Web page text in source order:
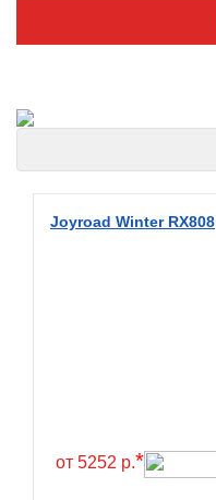
Armstrong
Austone
Bearway
Joyroad Winter RX808
от 5252 р.*